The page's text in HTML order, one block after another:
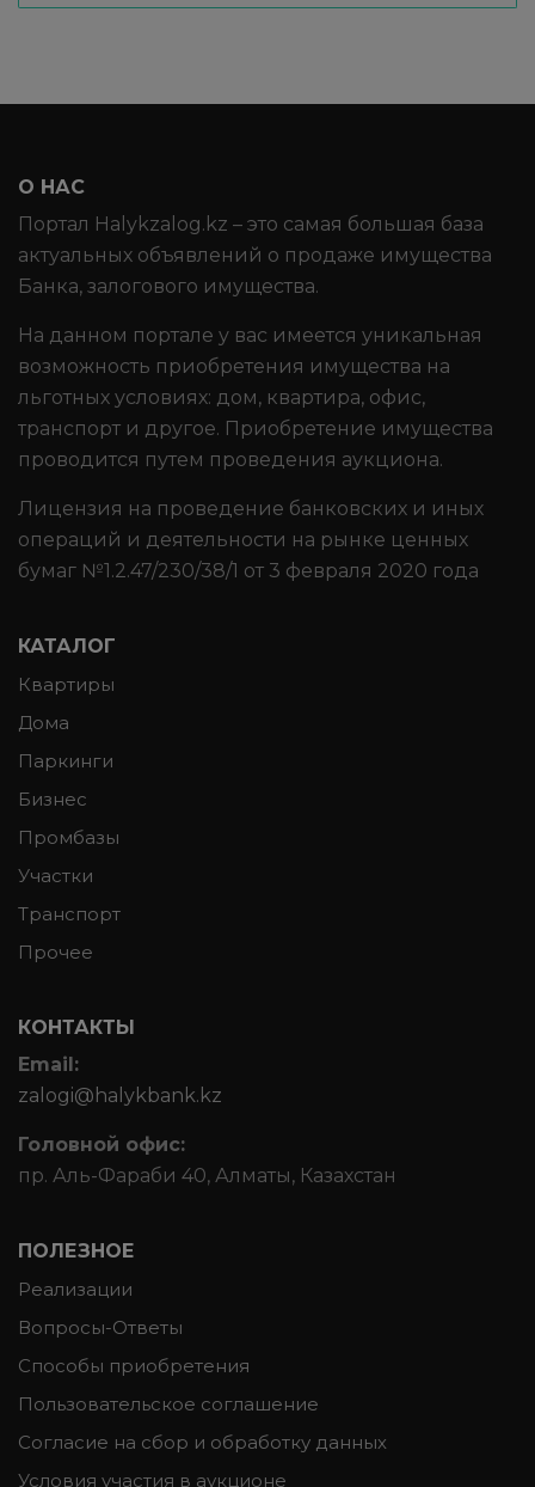
О НАС
Портал Halykzalog.kz – это самая большая база
актуальных объявлений о продаже имущества
Банка, залогового имущества.
На данном портале у вас имеется уникальная
возможность приобретения имущества на
льготных условиях: дом, квартира, офис,
транспорт и другое. Приобретение имущества
проводится путем проведения аукциона.
Лицензия на проведение банковских и иных
операций и деятельности на рынке ценных
бумаг №1.2.47/230/38/1 от 3 февраля 2020 года
КАТАЛОГ
Квартиры
Дома
Паркинги
Бизнес
Промбазы
Участки
Транспорт
Прочее
КОНТАКТЫ
Email:
zalogi@halykbank.kz
Головной офис:
пр. Аль-Фараби 40, Алматы, Казахстан
ПОЛЕЗНОЕ
Реализации
Вопросы-Ответы
Способы приобретения
Пользовательское соглашение
Согласие на сбор и обработку данных
Условия участия в аукционе